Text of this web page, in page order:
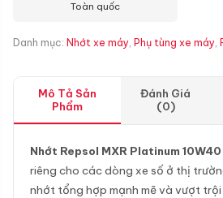
Toàn quốc
Danh mục: Nhớt xe máy, Phụ tùng xe máy,
Mô Tả Sản
Phẩm
Đánh Giá
(0)
Nhớt Repsol MXR Platinum 10W40
riêng cho các dòng xe số ở thị
nhớt tổng hợp mạnh mẽ và vượt